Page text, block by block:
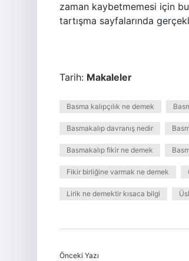
zaman kaybetmemesi için
tartışma sayfalarında
Tarih: Makaleler
Basma kalıpçılık ne demek
Basmakalıp davranış nedir
Basmakalıp fikir ne demek
Fikir birliğine varmak ne demek
Lirik ne demektir kısaca bilgi
Önceki Yazı